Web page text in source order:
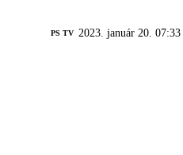
PS TV 2023. január 20. 07:33